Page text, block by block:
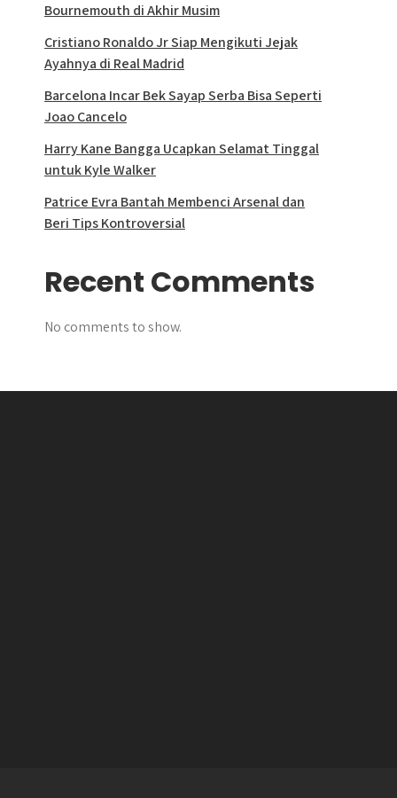
Bournemouth di Akhir Musim
Cristiano Ronaldo Jr Siap Mengikuti Jejak
Ayahnya di Real Madrid
Barcelona Incar Bek Sayap Serba Bisa Seperti
Joao Cancelo
Harry Kane Bangga Ucapkan Selamat Tinggal
untuk Kyle Walker
Patrice Evra Bantah Membenci Arsenal dan
Beri Tips Kontroversial
Recent Comments
No comments to show.